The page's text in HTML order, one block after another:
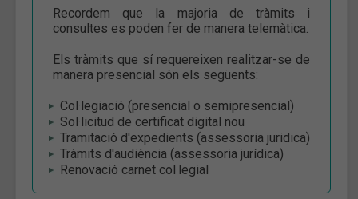
Recordem que la majoria de tràmits i
consultes es poden fer de manera telemàtica.
Els tràmits que sí requereixen realitzar-se de
manera presencial són els següents:
Col·legiació (presencial o semipresencial)
Sol·licitud de certificat digital nou
Tramitació d'expedients (assessoria juridica)
Tràmits d'audiència (assessoria jurídica)
Renovació carnet col·legial